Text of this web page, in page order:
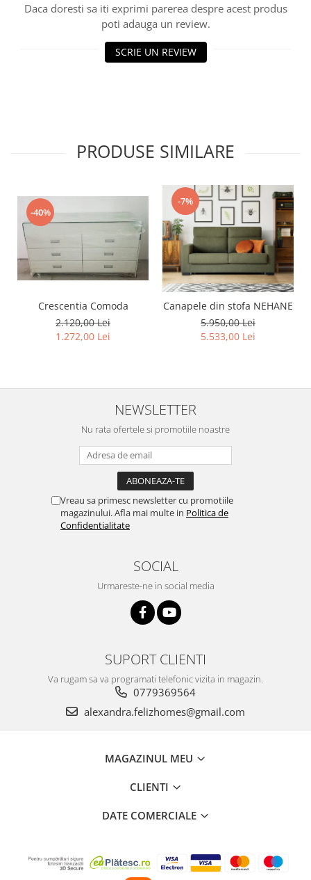
Daca doresti sa iti exprimi parerea despre acest produs
poti adauga un review.
SCRIE UN REVIEW
PRODUSE SIMILARE
-40%
Crescentia Comoda
2.120,00 Lei
1.272,00 Lei
-7%
Canapele din stofa NEHANE
5.950,00 Lei
5.533,00 Lei
NEWSLETTER
Nu rata ofertele si promotiile noastre
Vreau sa primesc newsletter cu promotiile
magazinului. Afla mai multe in Politica de
Confidentialitate
SOCIAL
Urmareste-ne in social media
SUPORT CLIENTI
Va rugam sa va programati telefonic vizita in magazin.
0779369564
alexandra.felizhomes@gmail.com
MAGAZINUL MEU
CLIENTI
DATE COMERCIALE